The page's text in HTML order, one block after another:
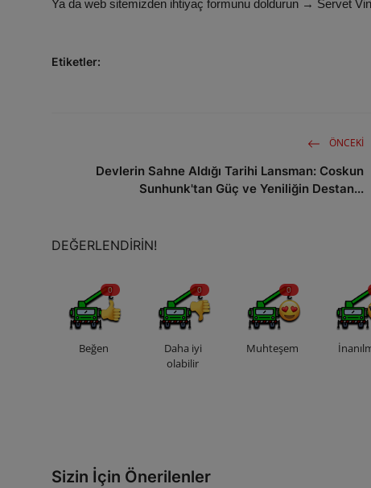
Ya da web sitemizden ihtiyaç formunu doldurun → Servet
Etiketler:
ÖNCEKI
Devlerin Sahne Aldığı Tarihi Lansman: Coskun
Sunhunk'tan Güç ve Yeniliğin Destan...
DEĞERLENDIRIN!
0
Beğen
0
Daha iyi
olabilir
0
Muhteşem
Sizin İçin Önerilenler